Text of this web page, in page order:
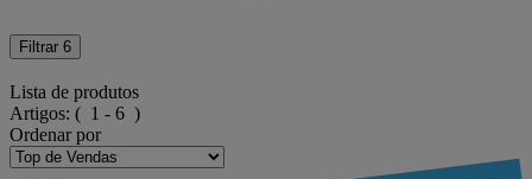
Filtrar 6
Lista de produtos
Artigos: ( 1 - 6 )
Ordenar por